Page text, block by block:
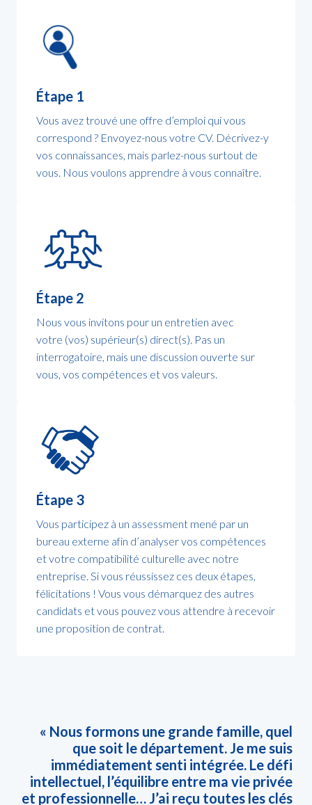
Étape 1
Vous avez trouvé une offre d’emploi qui vous
correspond ? Envoyez-nous votre CV. Décrivez-y
vos connaissances, mais parlez-nous surtout de
vous. Nous voulons apprendre à vous connaître.
Étape 2
Nous vous invitons pour un entretien avec
votre (vos) supérieur(s) direct(s). Pas un
interrogatoire, mais une discussion ouverte sur
vous, vos compétences et vos valeurs.
Étape 3
Vous participez à un assessment mené par un
bureau externe afin d’analyser vos compétences
et votre compatibilité culturelle avec notre
entreprise. Si vous réussissez ces deux étapes,
félicitations ! Vous vous démarquez des autres
candidats et vous pouvez vous attendre à recevoir
une proposition de contrat.
« Nous formons une grande famille, quel
que soit le département. Je me suis
immédiatement senti intégrée. Le défi
intellectuel, l’équilibre entre ma vie privée
et professionnelle… J’ai reçu toutes les clés